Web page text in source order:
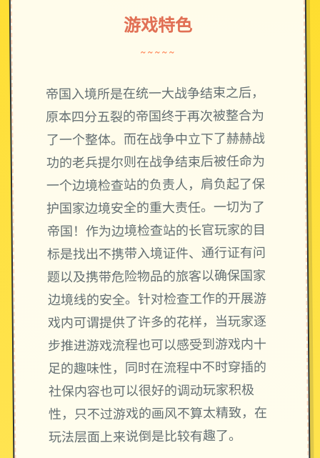
游戏特色
~~~~~
帝国入境所是在统一大战争结束之后，
原本四分五裂的帝国终于再次被整合为
了一个整体。而在战争中立下了赫赫战
功的老兵提尔则在战争结束后被任命为
一个边境检查站的负责人，肩负起了保
护国家边境安全的重大责任。一切为了
帝国！作为边境检查站的长官玩家的目
标是找出不携带入境证件、通行证有问
题以及携带危险物品的旅客以确保国家
边境线的安全。针对检查工作的开展游
戏内可谓提供了许多的花样，当玩家逐
步推进游戏流程也可以感受到游戏内十
足的趣味性，同时在流程中不时穿插的
社保内容也可以很好的调动玩家积极
性，只不过游戏的画风不算太精致，在
玩法层面上来说倒是比较有趣了。